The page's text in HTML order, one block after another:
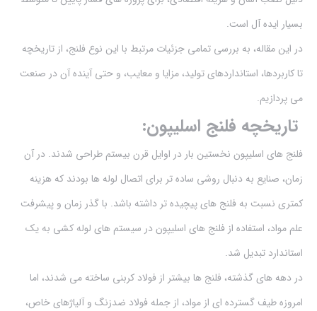
بسیار ایده آل است.
در این مقاله، به بررسی تمامی جزئیات مرتبط با این نوع فلنج، از تاریخچه
تا کاربردها، استانداردهای تولید، مزایا و معایب، و حتی آینده آن در صنعت
می پردازیم.
تاریخچه فلنج اسلیپون:
فلنج های اسلیپون نخستین بار در اوایل قرن بیستم طراحی شدند. در آن
زمان، صنایع به دنبال روشی ساده تر برای اتصال لوله ها بودند که هزینه
کمتری نسبت به فلنج های پیچیده تر داشته باشد. با گذر زمان و پیشرفت
علم مواد، استفاده از فلنج های اسلیپون در سیستم های لوله کشی به یک
استاندارد تبدیل شد.
در دهه های گذشته، فلنج ها بیشتر از فولاد کربنی ساخته می شدند، اما
امروزه طیف گسترده ای از مواد، از جمله فولاد ضدزنگ و آلیاژهای خاص،